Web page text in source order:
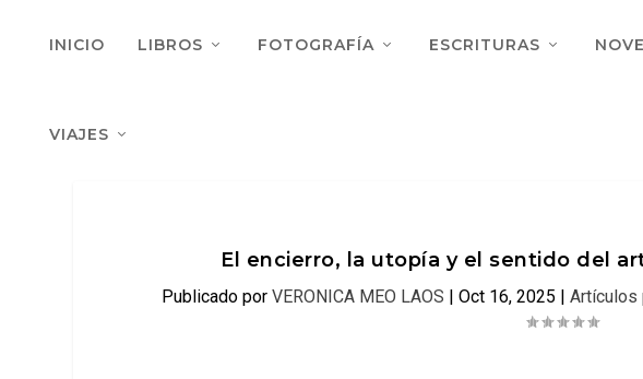
INICIO LIBROS FOTOGRAFÍA ESCRITURAS
VIAJES
El encierro, la utopía y el sentido del
Publicado por VERONICA MEO LAOS | Oct 16, 2025 | Artículos